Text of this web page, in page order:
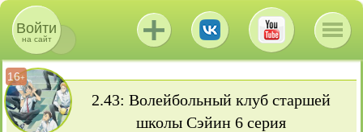
Войти
на сайт
16+
2.43: Волейбольный клуб старшей
школы Сэйин 6 серия